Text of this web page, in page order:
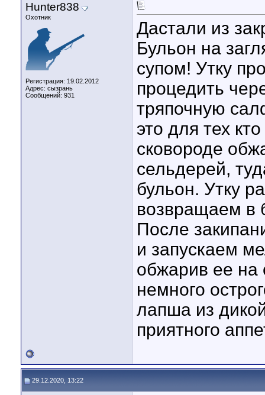
Hunter838
Охотник
Регистрация: 19.02.2012
Адрес: сызрань
Сообщений: 931
Дастали из
Бульон на
супом! Утку
процедить
тряпочную
это для тех
сковороде
сельдерей,
бульон. Утку
возвращаем в
После
и запускаем
обжарив ее на
немного
лапша из
приятного
29.12.2020, 13:22